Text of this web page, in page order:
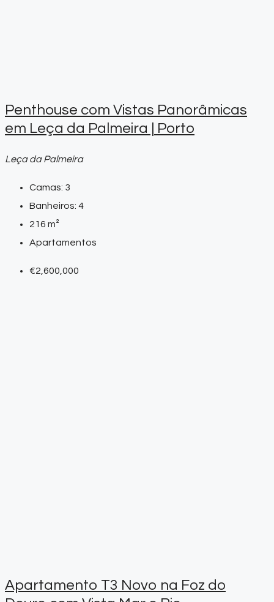
Penthouse com Vistas Panorâmicas
em Leça da Palmeira | Porto
Leça da Palmeira
Camas: 3
Banheiros: 4
216 m²
Apartamentos
€2,600,000
Apartamento T3 Novo na Foz do